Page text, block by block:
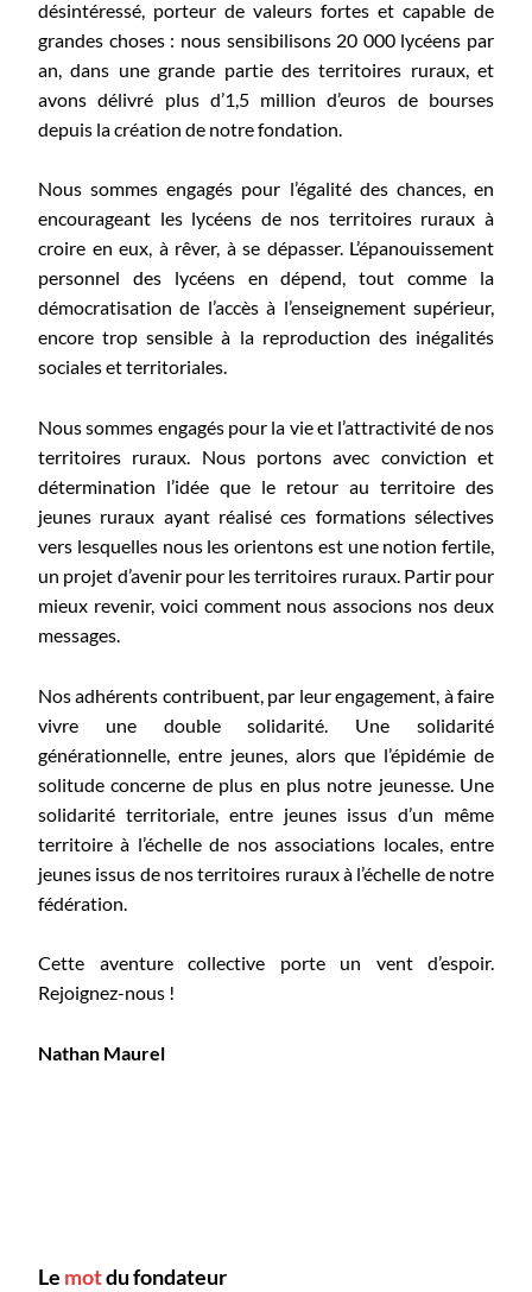
désintéressé, porteur de valeurs fortes et capable de
grandes choses : nous sensibilisons 20 000 lycéens par
an, dans une grande partie des territoires ruraux, et
avons délivré plus d’1,5 million d’euros de bourses
depuis la création de notre fondation.
Nous sommes engagés pour l’égalité des chances, en
encourageant les lycéens de nos territoires ruraux à
croire en eux, à rêver, à se dépasser. L’épanouissement
personnel des lycéens en dépend, tout comme la
démocratisation de l’accès à l’enseignement supérieur,
encore trop sensible à la reproduction des inégalités
sociales et territoriales.
Nous sommes engagés pour la vie et l’attractivité de nos
territoires ruraux. Nous portons avec conviction et
détermination l’idée que le retour au territoire des
jeunes ruraux ayant réalisé ces formations sélectives
vers lesquelles nous les orientons est une notion fertile,
un projet d’avenir pour les territoires ruraux. Partir pour
mieux revenir, voici comment nous associons nos deux
messages.
Nos adhérents contribuent, par leur engagement, à faire
vivre une double solidarité. Une solidarité
générationnelle, entre jeunes, alors que l’épidémie de
solitude concerne de plus en plus notre jeunesse. Une
solidarité territoriale, entre jeunes issus d’un même
territoire à l’échelle de nos associations locales, entre
jeunes issus de nos territoires ruraux à l’échelle de notre
fédération.
Cette aventure collective porte un vent d’espoir.
Rejoignez-nous !
Nathan Maurel
Le motdu fondateur